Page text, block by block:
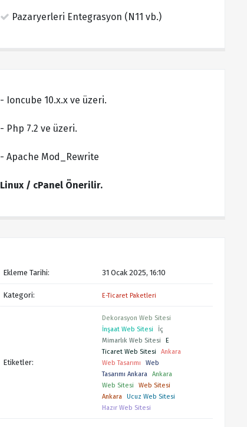
Pazaryerleri Entegrasyon (N11 vb.)
- Ioncube 10.x.x ve üzeri.
- Php 7.2 ve üzeri.
- Apache Mod_Rewrite
Linux / cPanel Önerilir.
Ekleme Tarihi: 31 Ocak 2025, 16:10
Kategori: E-Ticaret Paketleri
Etiketler:
Dekorasyon Web Sitesi
İnşaat Web Sitesi
İç
Mimarlık Web Sitesi
E
Ticaret Web Sitesi
Ankara
Web Tasarımı
Web
Tasarımı Ankara
Ankara
Web Sitesi
Web Sitesi
Ankara
Ucuz Web Sitesi
Hazır Web Sitesi